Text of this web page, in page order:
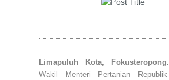
Limapuluh Kota,
Wakil Menteri Pertanian